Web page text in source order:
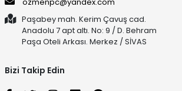
Paşabey mah. Kerim Çavuş cad.
Anadolu 7 apt altı. No: 9 / D. Behram
Paşa Oteli Arkası. Merkez / SİVAS
Bizi Takip Edin